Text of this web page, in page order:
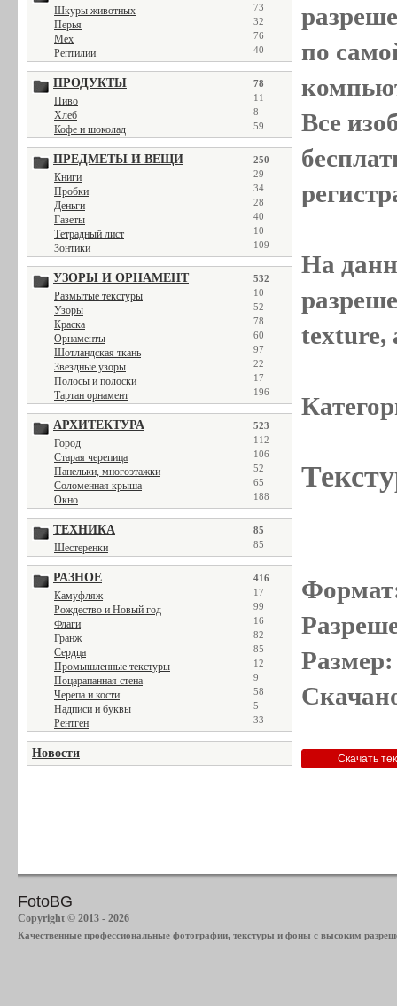
Шкуры животных 73
Перья 32
Мех 76
Рептилии 40
ПРОДУКТЫ 78
Пиво 11
Хлеб 8
Кофе и шоколад 59
ПРЕДМЕТЫ И ВЕЩИ 250
Книги 29
Пробки 34
Деньги 28
Газеты 40
Тетрадный лист 10
Зонтики 109
УЗОРЫ И ОРНАМЕНТ 532
Размытые текстуры 10
Узоры 52
Краска 78
Орнаменты 60
Шотландская ткань 97
Звездные узоры 22
Полосы и полоски 17
Тартан орнамент 196
АРХИТЕКТУРА 523
Город 112
Старая черепица 106
Панельки, многоэтажки 52
Соломенная крыша 65
Окно 188
ТЕХНИКА 85
Шестеренки 85
РАЗНОЕ 416
Камуфляж 17
Рождество и Новый год 99
Флаги 16
Гранж 82
Сердца 85
Промышленные текстуры 12
Поцарапанная стена 9
Черепа и кости 58
Надписи и буквы 5
Рентген 33
Новости
по
Все
На
texture,
FotoBG
Copyright © 2013 - 2026
Качественные профессиональные фотографии, текстуры и фоны с высоким